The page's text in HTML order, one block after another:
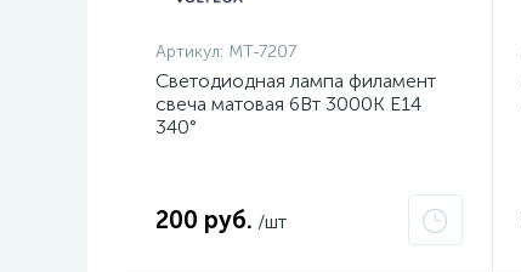
Артикул: MT-7207
Светодиодная лампа филамент
свеча матовая 6Вт 3000K E14
340°
200 руб. /шт